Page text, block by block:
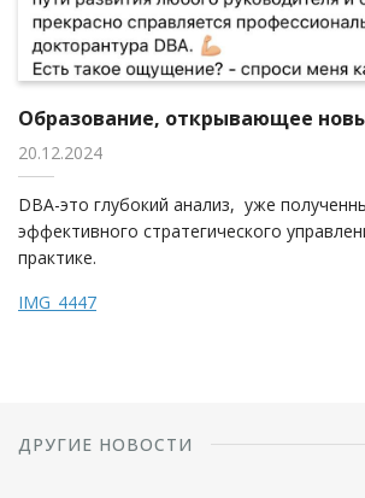
Образование, открывающее
20.12.2024
DBA-это глубокий анализ, уже
эффективного стратегического
практике.
IMG_4447
ДРУГИЕ НОВОСТИ